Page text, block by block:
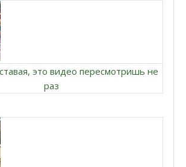
это видео пересмотришь не
раз